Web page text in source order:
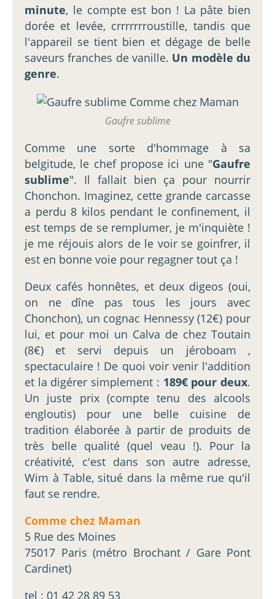
minute, le compte est bon ! La pâte bien
dorée et levée, crrrrrrroustille, tandis que
l'appareil se tient bien et dégage de belle
saveurs franches de vanille. Un modèle du
genre.
Gaufre sublime
Comme une sorte d'hommage à sa
belgitude, le chef propose ici une "Gaufre
sublime". Il fallait bien ça pour nourrir
Chonchon. Imaginez, cette grande carcasse
a perdu 8 kilos pendant le confinement, il
est temps de se remplumer, je m'inquiète !
je me réjouis alors de le voir se goinfrer, il
est en bonne voie pour regagner tout ça !
Deux cafés honnêtes, et deux digeos (oui,
on ne dîne pas tous les jours avec
Chonchon), un cognac Hennessy (12€) pour
lui, et pour moi un Calva de chez Toutain
(8€) et servi depuis un jéroboam ,
spectaculaire ! De quoi voir venir l'addition
et la digérer simplement : 189€ pour deux.
Un juste prix (compte tenu des alcools
engloutis) pour une belle cuisine de
tradition élaborée à partir de produits de
très belle qualité (quel veau !). Pour la
créativité, c'est dans son autre adresse,
Wim à Table, situé dans la même rue qu'il
faut se rendre.
Comme chez Maman
5 Rue des Moines
75017 Paris (métro Brochant / Gare Pont
Cardinet)
tel : 01 42 28 89 53